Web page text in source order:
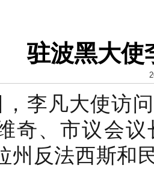
驻波黑大使
李凡大使访
奇、市议会
州反法西斯和